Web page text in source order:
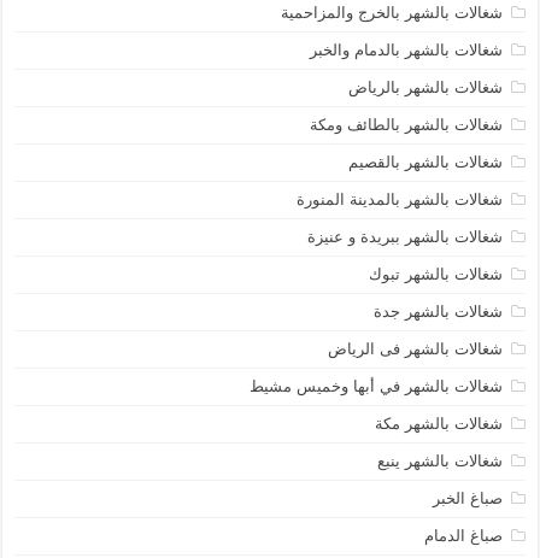
شغالات بالشهر بالخرج والمزاحمية
شغالات بالشهر بالدمام والخبر
شغالات بالشهر بالرياض
شغالات بالشهر بالطائف ومكة
شغالات بالشهر بالقصيم
شغالات بالشهر بالمدينة المنورة
شغالات بالشهر ببريدة و عنيزة
شغالات بالشهر تبوك
شغالات بالشهر جدة
شغالات بالشهر فى الرياض
شغالات بالشهر في أبها وخميس مشيط
شغالات بالشهر مكة
شغالات بالشهر ينبع
صباغ الخبر
صباغ الدمام